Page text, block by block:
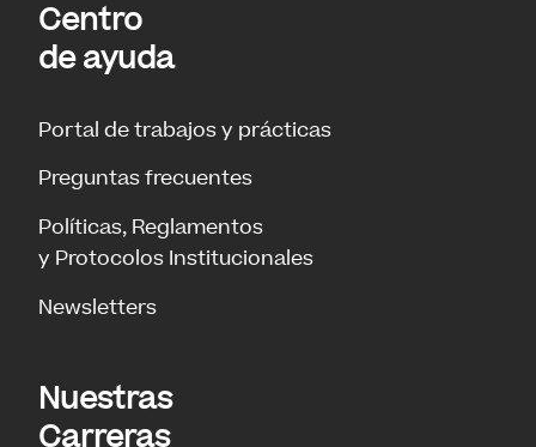
Centro
de ayuda
Portal de trabajos y prácticas
Preguntas frecuentes
Políticas, Reglamentos
y Protocolos Institucionales
Newsletters
Nuestras
Carreras